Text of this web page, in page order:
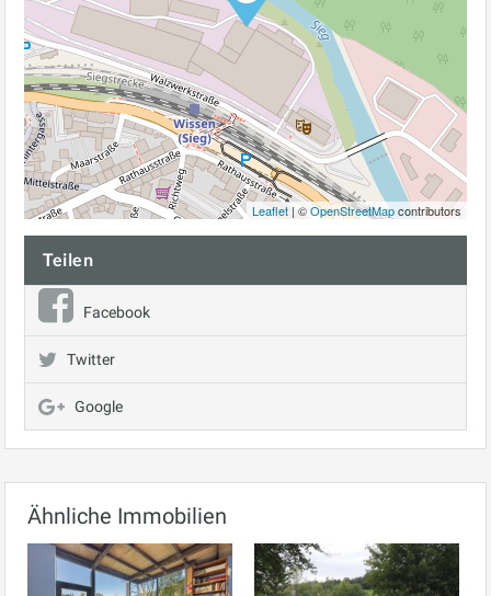
Leaflet| ©OpenStreetMapcontributors
Teilen
Facebook
Twitter
Google
Ähnliche Immobilien